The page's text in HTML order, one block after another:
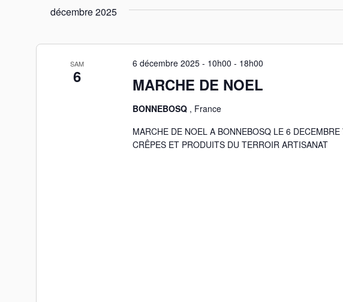
décembre 2025
SAM
6 MARCHE DE NOEL
6 décembre 2025 - 10h00 - 18h00
BONNEBOSQ , France
MARCHE DE NOEL A BONNEBOSQ LE 6
CRÊPES ET PRODUITS DU TERROIR ARTISANAT